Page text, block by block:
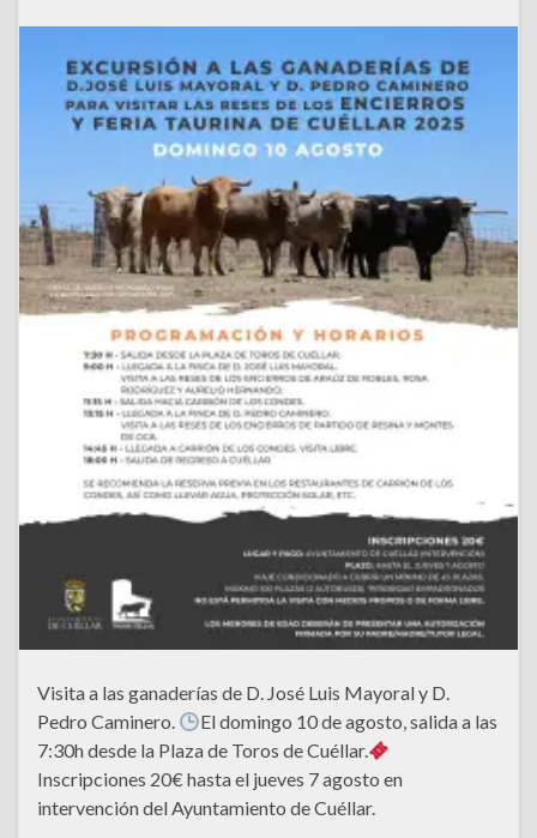
Visita a las ganaderías de D. José Luis Mayoral y D.
Pedro Caminero.
El domingo 10 de agosto, salida a las
7:30h desde la Plaza de Toros de Cuéllar.
Inscripciones 20€ hasta el jueves 7 agosto en
intervención del Ayuntamiento de Cuéllar.